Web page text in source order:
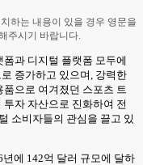
하는 내용이 있을 경우 영문을
주시기 바랍니다.
과 디지털 플랫폼 모두에
증가하고 있으며, 강력한
으로 여겨졌던 스포츠 트
자 자산으로 진화하여 전
소비자들의 관심을 끌고 있
에 142억 달러 규모에 달하